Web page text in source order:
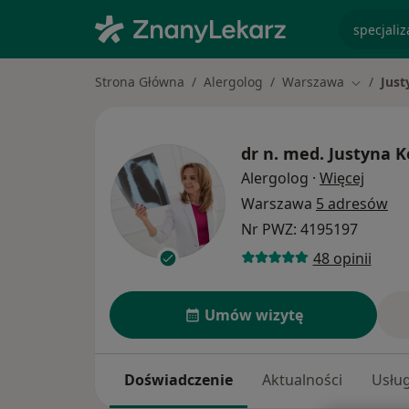
Strona Główna Alergolog Warszawa Zmień
dr n. med. Justyna
Alergolog · Więcej
Warszawa 5 adresów
Nr PWZ: 4195197
48 opinii
Umów wizytę
Doświadczenie Aktualności